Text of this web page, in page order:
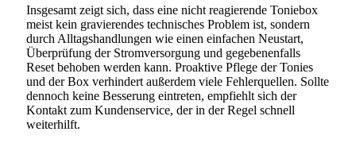
Insgesamt zeigt sich, dass eine nicht reagierende Toniebox
meist kein gravierendes technisches Problem ist, sondern
durch Alltagshandlungen wie einen einfachen Neustart,
Überprüfung der Stromversorgung und gegebenenfalls
Reset behoben werden kann. Proaktive Pflege der Tonies
und der Box verhindert außerdem viele Fehlerquellen. Sollte
dennoch keine Besserung eintreten, empfiehlt sich der
Kontakt zum Kundenservice, der in der Regel schnell
weiterhilft.